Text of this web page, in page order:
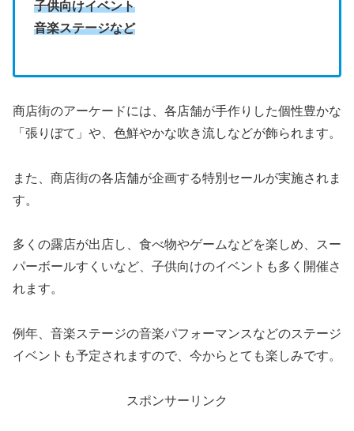
子供向けイベント
音楽ステージなど
商店街のアーケードには、各店舗が手作りした個性豊かな
「張りぼて」や、色鮮やかな吹き流しなどが飾られます。
また、商店街の各店舗が企画する特別セールが実施されま
す。
多くの露店が出店し、食べ物やゲームなどを楽しめ、スー
パーボールすくいなど、子供向けのイベントも多く開催さ
れます。
例年、音楽ステージの音楽パフォーマンスなどのステージ
イベントも予定されますので、今からとても楽しみです。
スポンサーリンク